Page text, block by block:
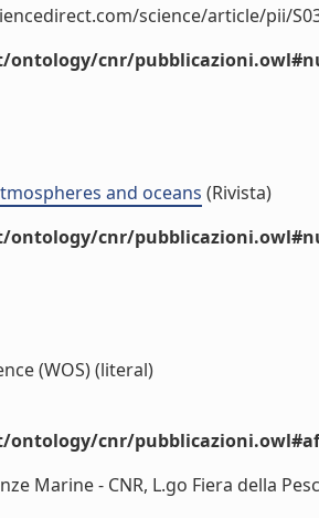
science/article/pii/
cnr/
and oceans (Rivista)
cnr/
(WOS) (literal)
ontology/cnr/
Marine - CNR, L.go Fiera della